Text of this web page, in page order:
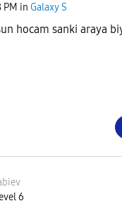
PM in Galaxy S
hocam sanki araya
6